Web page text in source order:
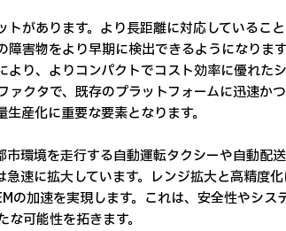
があります。より長距離に対応しているこ
害物をより早期に検出できるようになりま
り、よりコンパクトでコスト効率に優れた
クタで、既存のプラットフォームに迅速か
産化に重要な要素となります。
環境を走行する自動運転タクシーや自動配
速に拡大しています。レンジ拡大と高精度
の加速を実現します。これは、安全性やシス
可能性を拓きます。